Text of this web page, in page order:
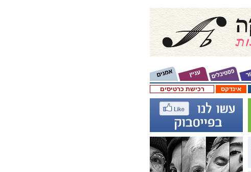
רכישת כרטיסים אינדקס